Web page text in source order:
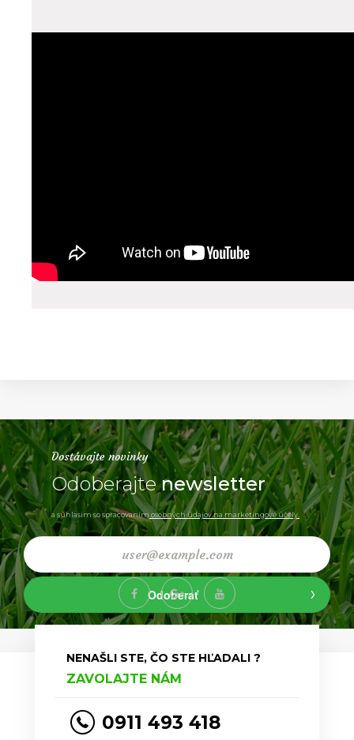
Dostávajte novinky
Odoberajtenewsletter
a súhlasim so spracovaním osobných údajov na marketingové účely.
Odoberať
NENAŠLI STE, ČO STE HĽADALI ?
ZAVOLAJTE NÁM
0911 493 418